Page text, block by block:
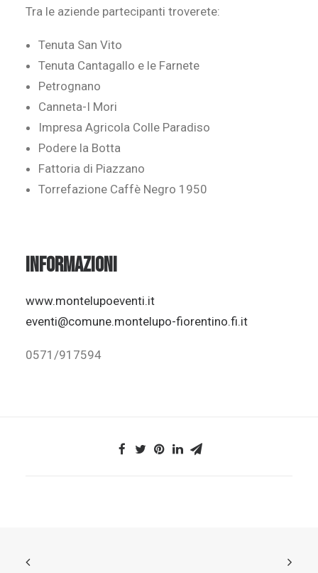
Tra le aziende partecipanti troverete:
Tenuta San Vito
Tenuta Cantagallo e le Farnete
Petrognano
Canneta-I Mori
Impresa Agricola Colle Paradiso
Podere la Botta
Fattoria di Piazzano
Torrefazione Caffè Negro 1950
INFORMAZIONI
www.montelupoeventi.it
eventi@comune.montelupo-fiorentino.fi.it
0571/917594